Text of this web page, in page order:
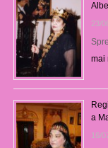
23/
mai
a
16/